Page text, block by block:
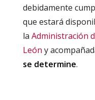
debidamente
que estará
la Administración
León y
se determine.